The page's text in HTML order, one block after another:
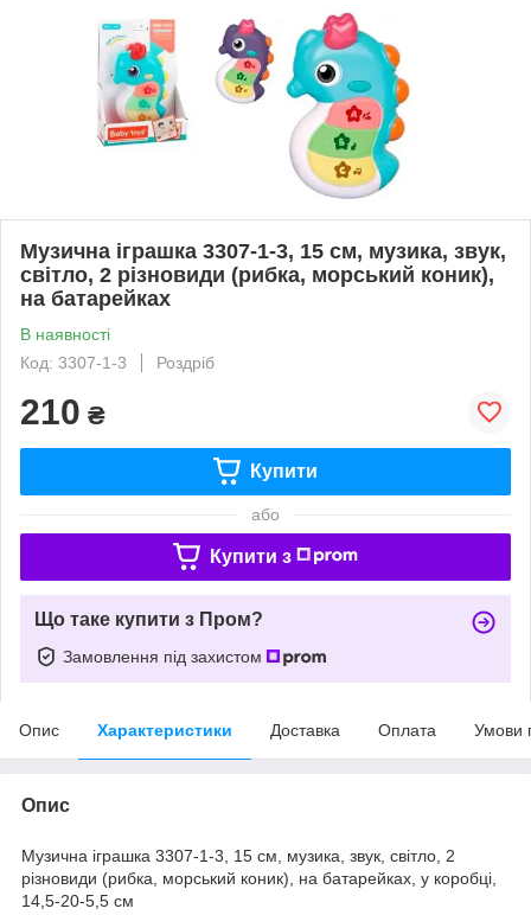
Музична іграшка 3307-1-3, 15 см, музика, звук,
світло, 2 різновиди (рибка, морський коник),
на батарейках
В наявності
Код: 3307-1-3
Роздріб
210 ₴
Купити
або
Купити з
Що таке купити з Пром?
Замовлення під захистом
Опис Характеристики Доставка Оплата Умови
Опис
Музична іграшка 3307-1-3, 15 см, музика, звук, світло, 2
різновиди (рибка, морський коник), на батарейках, у коробці,
14,5-20-5,5 см